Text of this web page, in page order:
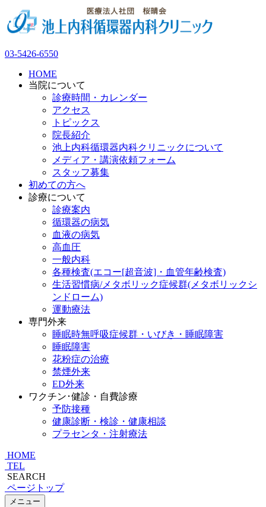
03-5426-6550
HOME
当院について
診療時間・カレンダー
アクセス
トピックス
院長紹介
池上内科循環器内科クリニックについて
メディア・講演依頼フォーム
スタッフ募集
初めての方へ
診療について
診療案内
循環器の病気
血液の病気
高血圧
一般内科
各種検査(エコー[超音波]・血管年齢検査)
生活習慣病/メタボリック症候群(メタボリックシ
ンドローム)
運動療法
専門外来
睡眠時無呼吸症候群・いびき・睡眠障害
睡眠障害
花粉症の治療
禁煙外来
ED外来
ワクチン･健診・自費診療
予防接種
健康診断・検診・健康相談
プラセンタ・注射療法
HOME
TEL
SEARCH
ページトップ
メニュー